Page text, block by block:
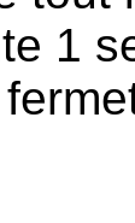
1